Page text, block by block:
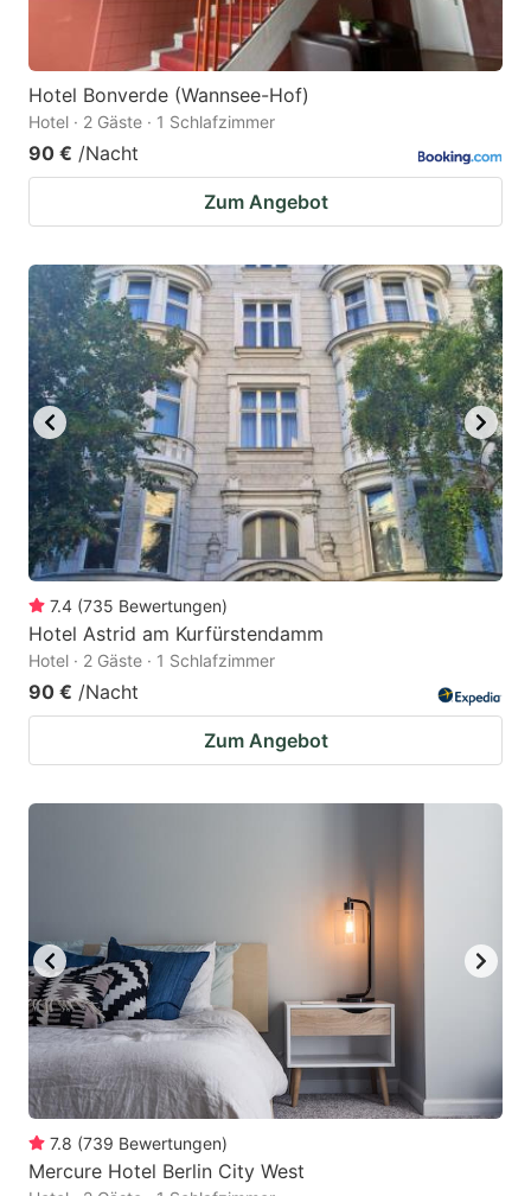
Hotel Bonverde (Wannsee-Hof)
Hotel · 2 Gäste · 1 Schlafzimmer
90 € /Nacht
Zum Angebot
7.4 (735 Bewertungen)
Hotel Astrid am Kurfürstendamm
Hotel · 2 Gäste · 1 Schlafzimmer
90 € /Nacht
Zum Angebot
7.8 (739 Bewertungen)
Mercure Hotel Berlin City West